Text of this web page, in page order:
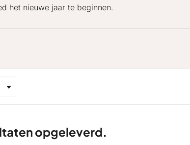
het nieuwe jaar te beginnen.
opgeleverd.